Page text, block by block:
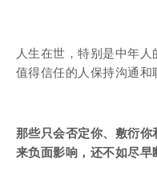
人生在世，特别是中年
值得信任的人保持沟通和
那些只会否定你、敷衍
来负面影响，还不如尽早